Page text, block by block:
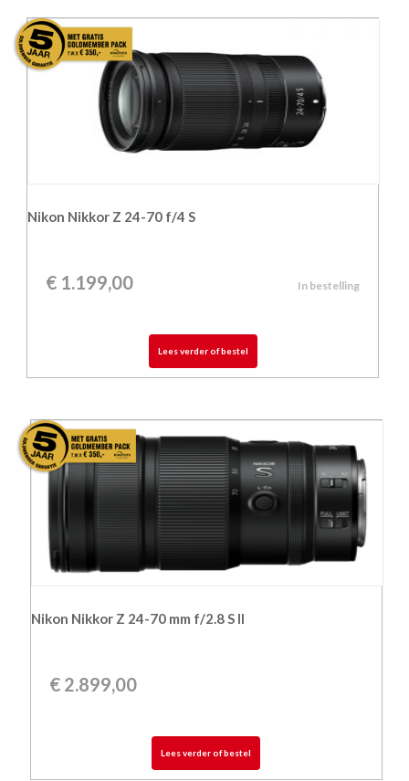
Nikon Nikkor Z 24-70 f/4 S
€ 1.199,00 In bestelling
Lees verder of bestel
Nikon Nikkor Z 24-70 mm f/2.8 S II
€2.899,00
Lees verder of bestel